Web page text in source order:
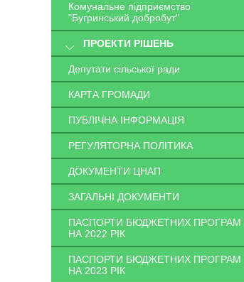
Комунальне підприємство
"Бугринський добробут"
ПРОЕКТИ РІШЕНЬ
Депутати сільської ради
КАРТА ГРОМАДИ
ПУБЛІЧНА ІНФОРМАЦІЯ
РЕГУЛЯТОРНА ПОЛІТИКА
ДОКУМЕНТИ ЦНАП
ЗАГАЛЬНІ ДОКУМЕНТИ
ПАСПОРТИ БЮДЖЕТНИХ ПРОГРАМ
НА 2022 РІК
ПАСПОРТИ БЮДЖЕТНИХ ПРОГРАМ
НА 2023 РІК